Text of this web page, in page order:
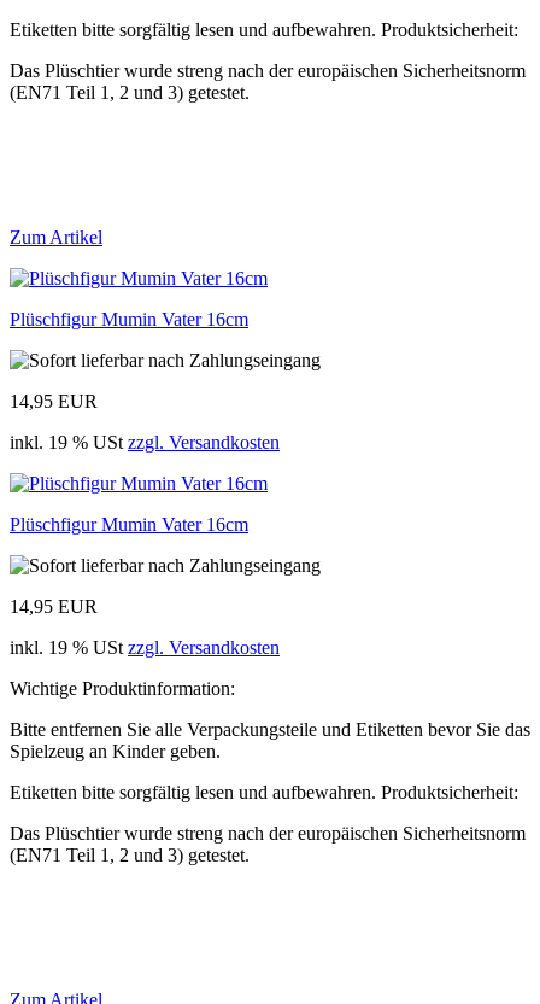
Etiketten bitte sorgfältig lesen und aufbewahren. Produktsicherheit:
Das Plüschtier wurde streng nach der europäischen Sicherheitsnorm
(EN71 Teil 1, 2 und 3) getestet.
Zum Artikel
Plüschfigur Mumin Vater 16cm
14,95 EUR
inkl. 19 % USt zzgl. Versandkosten
Plüschfigur Mumin Vater 16cm
14,95 EUR
inkl. 19 % USt zzgl. Versandkosten
Wichtige Produktinformation:
Bitte entfernen Sie alle Verpackungsteile und Etiketten bevor Sie das
Spielzeug an Kinder geben.
Etiketten bitte sorgfältig lesen und aufbewahren. Produktsicherheit:
Das Plüschtier wurde streng nach der europäischen Sicherheitsnorm
(EN71 Teil 1, 2 und 3) getestet.
Zum Artikel